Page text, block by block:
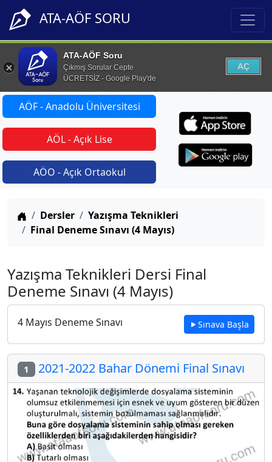
ATA-AÖF SORU
ATA-AÖF Soru
Çıkmış Sorular Cepte
ÜCRETSİZ - Google Play'de
AÇ
AÖF - Anadolu Üniversitesi
AÖL - Açık Lise
AÖO - Açık Ortaokul
Anasayfa
Dersler
Yazışma Teknikleri
Final Deneme Sınavı (4 Mayıs)
Yazışma Teknikleri Dersi Final
Deneme Sınavı (4 Mayıs)
4 Mayıs Deneme Sınavı Sınava Başla
1 2021-2022 Bahar Dönemi Final Sınavı